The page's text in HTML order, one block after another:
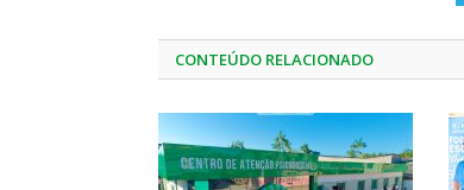
CONTEÚDO RELACIONADO